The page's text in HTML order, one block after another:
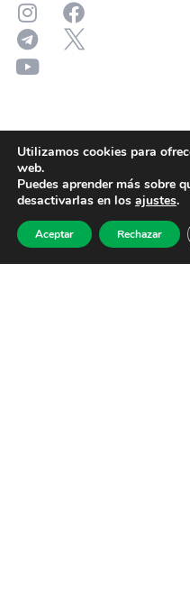
Utilizamos cookies para
web.
Puedes aprender más sobre
desactivarlas en los ajustes.
Aceptar Rechazar